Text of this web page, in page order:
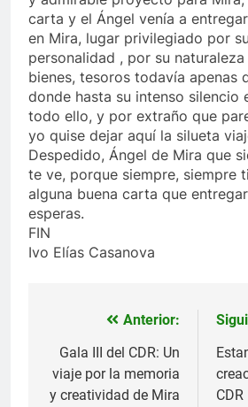
carta y el Ángel venía a
en Mira, lugar privilegiado por
personalidad , por su
bienes, tesoros todavía apenas
donde hasta su intenso silencio
todo ello, y por extraño que
yo quise dejar aquí la silueta
Despedido, Ángel de Mira que
te ve, porque siempre, siempre
alguna buena carta que
esperas.
FIN
Ivo Elías Casanova
Navegación
de
entradas
Anterior:
Gala III del CDR: Un
viaje por la memoria
y creatividad de Mira
CDR